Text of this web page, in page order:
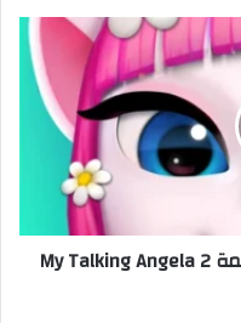
تنزيل لعبة صديقتي أنجيلا المتكلمة My Talking Angela 2